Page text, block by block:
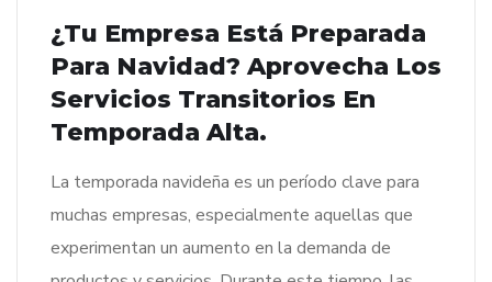
¿Tu Empresa Está Preparada
Para Navidad? Aprovecha Los
Servicios Transitorios En
Temporada Alta.
La temporada navideña es un período clave para
muchas empresas, especialmente aquellas que
experimentan un aumento en la demanda de